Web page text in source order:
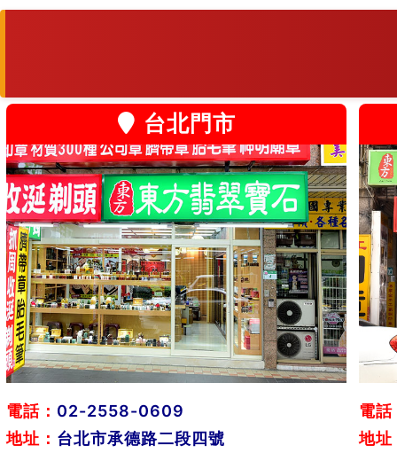
台北門市
電話： 02-2558-0609
地址： 台北市承德路二段四號
電話
地址